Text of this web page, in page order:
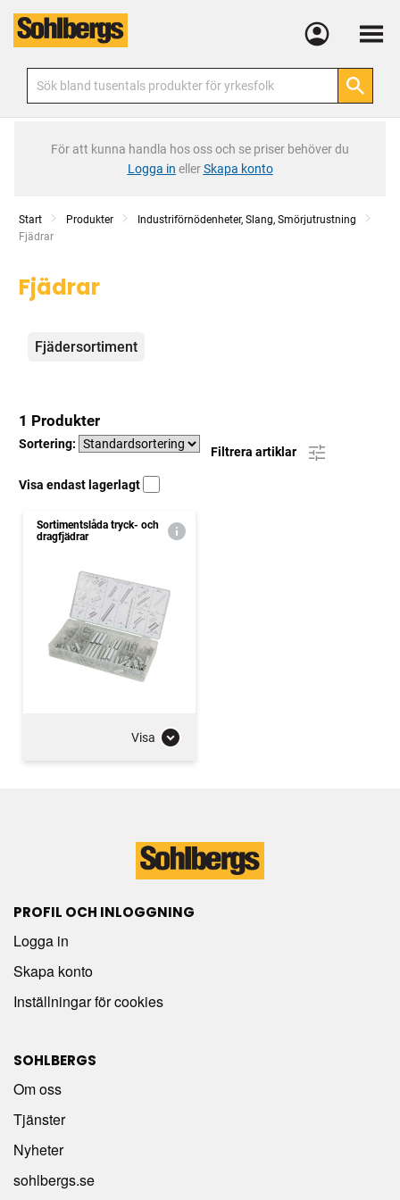
Meny
För att kunna handla hos oss och se priser behöver du
Logga in ellerSkapa konto
Start Produkter
Industriförnödenheter, Slang, Smörjutrustning
Current:
Fjädrar
Fjädrar
Kategorier
Fjädersortiment
1 Produkter
Sortering:
Filtrera artiklar
Visa endast lagerlagt
Sortimentslåda tryck- och
dragfjädrar
Visa
PROFIL OCH INLOGGNING
Logga in
Skapa konto
Inställningar för cookies
SOHLBERGS
Om oss
Tjänster
Nyheter
sohlbergs.se